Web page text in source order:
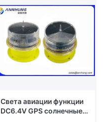
Света авиации функции
DC6.4V GPS солнечные